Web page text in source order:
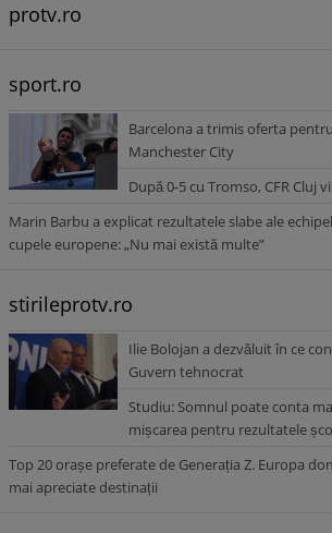
protv.ro
sport.ro
Barcelona a trimis oferta
Manchester City
După 0-5 cu Tromso, CFR Cluj
Marin Barbu a explicat rezultatele slabe ale
cupele europene: „Nu mai există multe”
stirileprotv.ro
Ilie Bolojan a dezvăluit în ce
Guvern tehnocrat
Studiu: Somnul poate conta
mișcarea pentru rezultatele
Top 20 orașe preferate de Generația Z. Europa
mai apreciate destinații